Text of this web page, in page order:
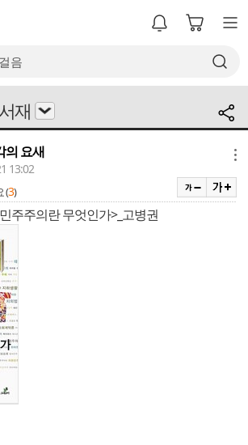
재
의 요새
13:02
(3)
주주의란 무엇인가>_고병권